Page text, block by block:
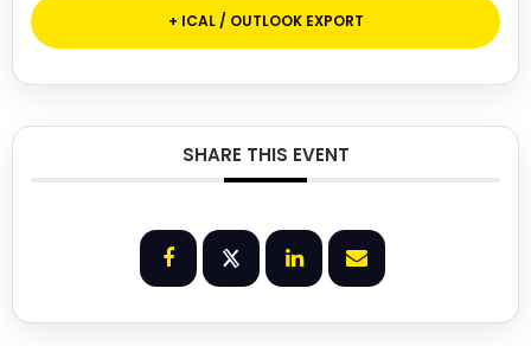
+ ICAL / OUTLOOK EXPORT
SHARE THIS EVENT